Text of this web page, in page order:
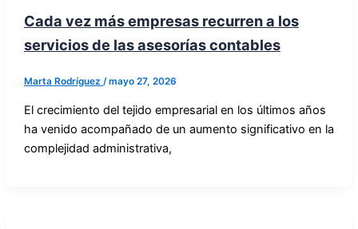
Cada vez más empresas recurren a los
servicios de las asesorías contables
Marta Rodríguez /mayo 27, 2026
El crecimiento del tejido empresarial en los últimos años
ha venido acompañado de un aumento significativo en la
complejidad administrativa,